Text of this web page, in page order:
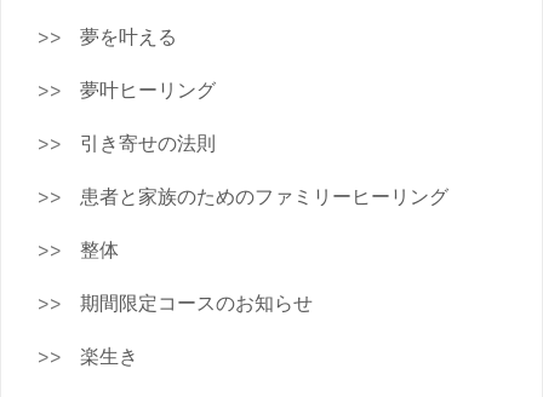
夢を叶える
夢叶ヒーリング
引き寄せの法則
患者と家族のためのファミリーヒーリング
整体
期間限定コースのお知らせ
楽生き